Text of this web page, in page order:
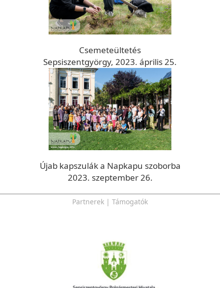
Csemeteültetés
Sepsiszentgyörgy, 2023. április 25.
Újab kapszulák a Napkapu szoborba
2023. szeptember 26.
Partnerek | Támogatók